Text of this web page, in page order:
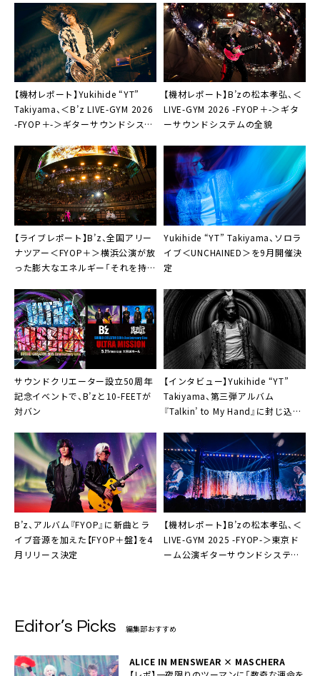
【機材レポート】Yukihide “YT”
Takiyama、＜B’z LIVE-GYM 2026
-FYOP＋-＞ギターサウンドシステ
【機材レポート】B’zの松本孝弘、＜
LIVE-GYM 2026 -FYOP＋-＞ギタ
ーサウンドシステムの全貌
【ライブレポート】B’z、全国アリー
ナツアー＜FYOP＋＞横浜公演が放
った膨大なエネルギー「それを持っ
Yukihide “YT” Takiyama、ソロラ
イブ＜UNCHAINED＞を9月開催決
定
サウンドクリエーター設立50周年
記念イベントで、B’zと10-FEETが
対バン
【インタビュー】Yukihide “YT”
Takiyama、第三弾アルバム
『Talkin’ to My Hand』に封じ込め
現したいわけではない」
B’z、アルバム『FYOP』に新曲とラ
イブ音源を加えた【FYOP＋盤】を4
月リリース決定
【機材レポート】B’zの松本孝弘、＜
LIVE-GYM 2025 -FYOP-＞東京ド
ーム公演ギターサウンドシステム
Editor’s Picks 編集部おすすめ
ALICE IN MENSWEAR × MASCHERA